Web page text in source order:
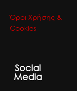
Όροι Χρήσης &
Cookies
Social
Media